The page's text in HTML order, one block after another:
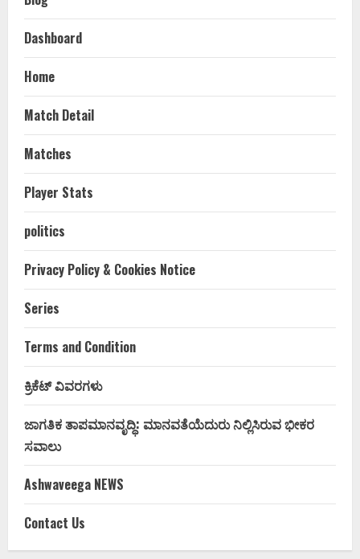
Dashboard
Home
Match Detail
Matches
Player Stats
politics
Privacy Policy & Cookies Notice
Series
Terms and Condition
ಕ್ರಿಕೆಟ್ ವಿವರಗಳು
ಜಾಗತಿಕ ತಾಪಮಾನವೃದ್ಧಿ: ಮಾನವತೆಯೆದುರು ನಿಲ್ಲಿಸಿರುವ ಭೀಕರ
ಸವಾಲು
Ashwaveega NEWS
Contact Us